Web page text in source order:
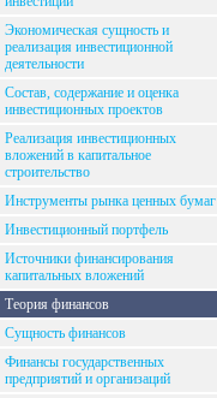
Экономическая сущность и
реализация инвестиционной
деятельности
Состав, содержание и оценка
инвестиционных проектов
Реализация инвестиционных
вложений в капитальное
строительство
Инструменты рынка ценных бумаг
Инвестиционный портфель
Источники финансирования
капитальных вложений
Теория финансов
Сущность финансов
Финансы государственных
предприятий и организаций